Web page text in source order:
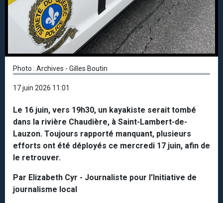
Photo : Archives - Gilles Boutin
17 juin 2026 11:01
Le 16 juin, vers 19h30, un kayakiste serait tombé
dans la rivière Chaudière, à Saint-Lambert-de-
Lauzon. Toujours rapporté manquant, plusieurs
efforts ont été déployés ce mercredi 17 juin, afin de
le retrouver.
Par Elizabeth Cyr - Journaliste pour l'Initiative de
journalisme local